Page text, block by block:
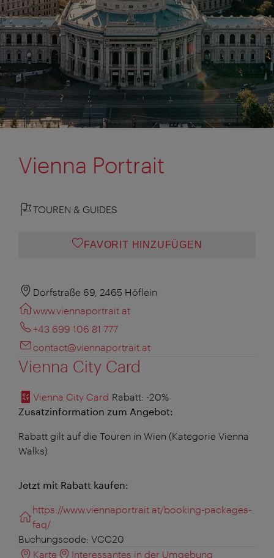
Vienna Portrait
TOUREN & GUIDES
FAVORIT HINZUFÜGEN
Dorfstraße 69, 2465 Höflein
www.viennaportrait.at
+43 699 106 81 777
contact@viennaportrait.at
Vienna City Card
Vienna City Card Rabatt: -20%
Zusatzinformation zum Angebot:
Rabatt gilt auf die Touren in Wien (Kategorie Vienna
Walks)
Jetzt mit Rabatt kaufen:
https://www.viennaportrait.at/booking-packages-
faq/
Buchungscode: VCC20
Karte
Interessantes in der Umgebung